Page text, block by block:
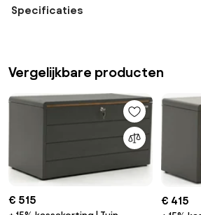
Specificaties
Vergelijkbare producten
€ 515 € 415